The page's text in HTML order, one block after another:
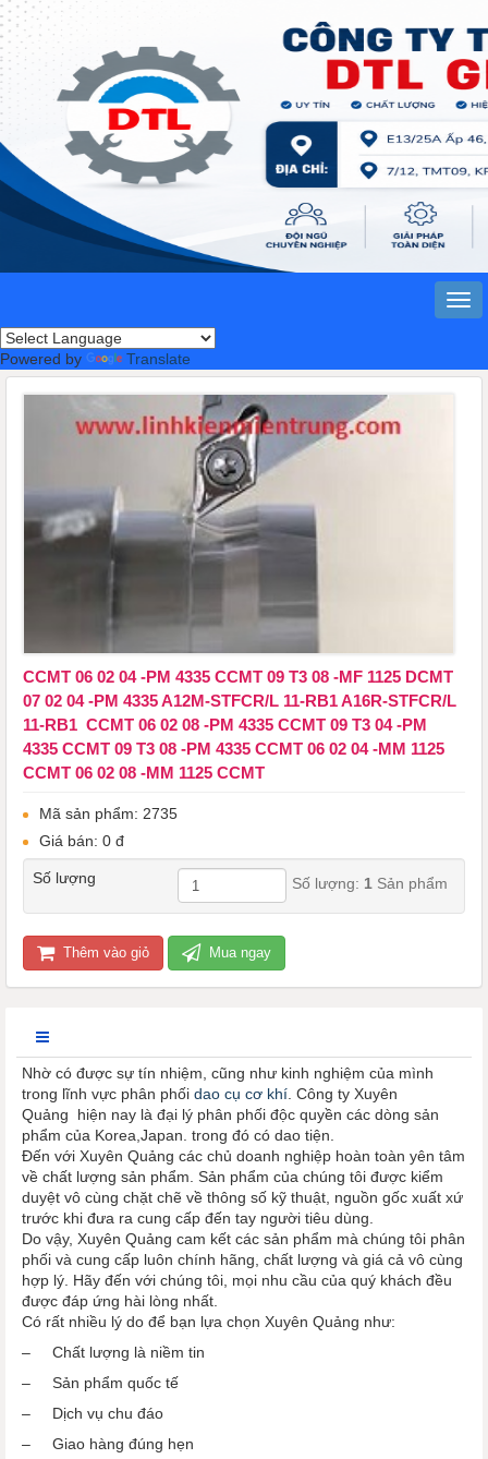
Powered by Translate
CCMT 06 02 04 -PM 4335 ​​​​​​​CCMT 09 T3 08 -MF 1125 DCMT
07 02 04 -PM 4335 A12M-STFCR/L 11-RB1 A16R-STFCR/L
11-RB1 CCMT 06 02 08 -PM 4335 CCMT 09 T3 04 -PM
4335 CCMT 09 T3 08 -PM 4335 CCMT 06 02 04 -MM 1125
CCMT 06 02 08 -MM 1125 CCMT
Mã sản phẩm: 2735
Giá bán: 0 đ
Số lượng Số lượng: 1 Sản phẩm
Thêm vào giỏ Mua ngay
Nhờ có được sự tín nhiệm, cũng như kinh nghiệm của mình
trong lĩnh vực phân phối dao cụ cơ khí . Công ty Xuyên
Quảng hiện nay là đại lý phân phối độc quyền các dòng sản
phẩm của Korea,Japan. trong đó có dao tiện.
Đến với Xuyên Quảng các chủ doanh nghiệp hoàn toàn yên tâm
về chất lượng sản phẩm. Sản phẩm của chúng tôi được kiểm
duyệt vô cùng chặt chẽ về thông số kỹ thuật, nguồn gốc xuất xứ
trước khi đưa ra cung cấp đến tay người tiêu dùng.
Do vậy, Xuyên Quảng cam kết các sản phẩm mà chúng tôi phân
phối và cung cấp luôn chính hãng, chất lượng và giá cả vô cùng
hợp lý. Hãy đến với chúng tôi, mọi nhu cầu của quý khách đều
được đáp ứng hài lòng nhất.
Có rất nhiều lý do để bạn lựa chọn Xuyên Quảng như:
– Chất lượng là niềm tin
– Sản phẩm quốc tế
– Dịch vụ chu đáo
– Giao hàng đúng hẹn